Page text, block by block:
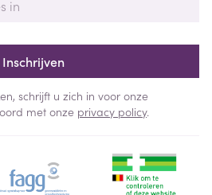
Inschrijven
schrijft u zich in voor onze
met onze privacy policy.